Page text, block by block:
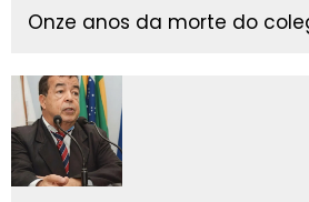
Onze anos da morte do